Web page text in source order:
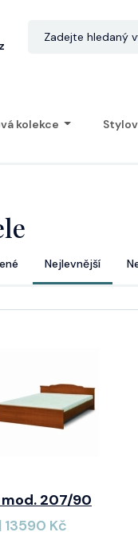
kolekce
Nejlevnější
207/90
| 13590 Kč